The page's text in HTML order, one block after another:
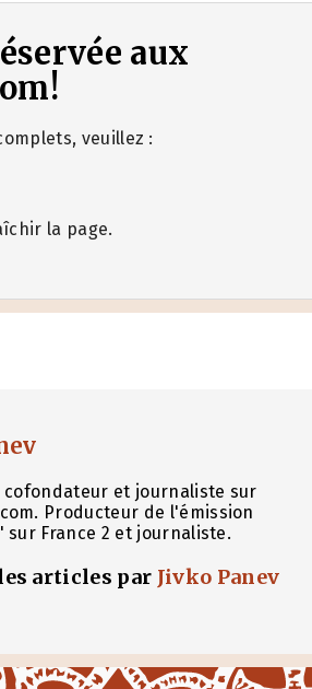
aux
veuillez :
la page.
cofondateur et journaliste sur
Producteur de l'émission
sur France 2 et journaliste.
articles par Jivko Panev